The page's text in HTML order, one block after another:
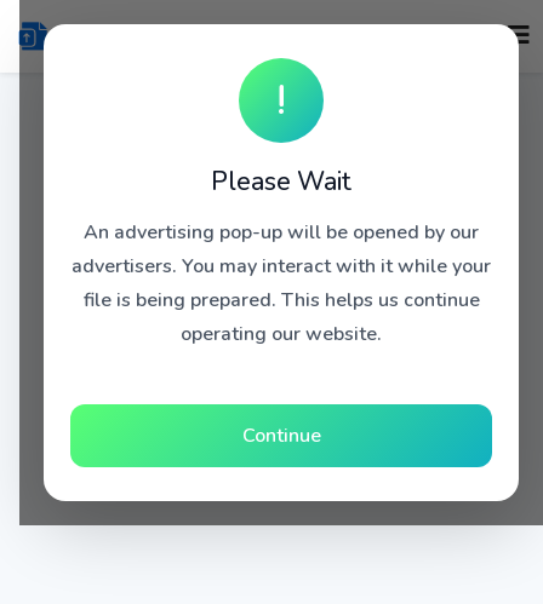
!
Please Wait
An advertising pop-up will be opened by our
advertisers. You may interact with it while your
file is being prepared. This helps us continue
operating our website.
Continue